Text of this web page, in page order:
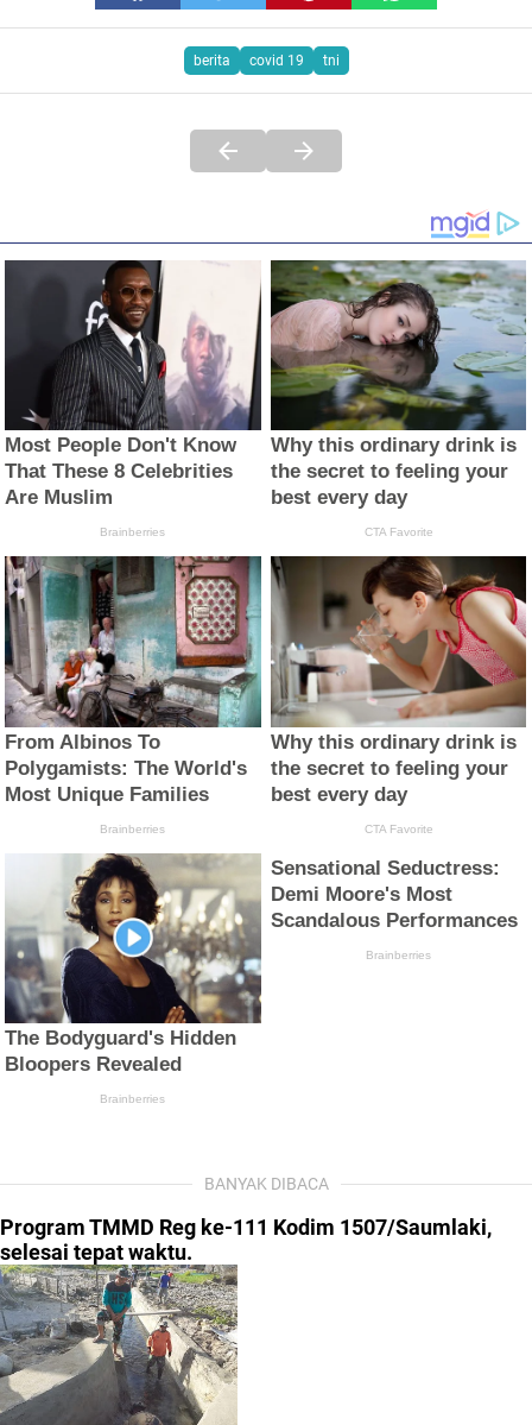
berita covid 19 tni
BANYAK DIBACA
Program TMMD Reg ke-111 Kodim 1507/Saumlaki,
selesai tepat waktu.